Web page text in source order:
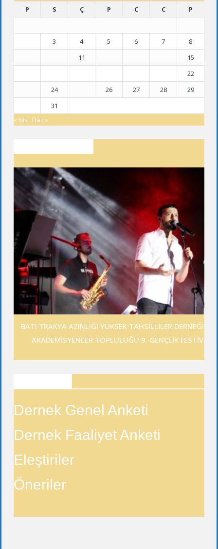
P
S Ç P C C
P
3 4 5 6 7
8
11
15
22
24 26 27 28
29
31
« Nis
Haz »
BATI TRAKYA AZINLIĞI YÜKSEK TAHSİLLİLER DERNEĞİ
AKADEMİSYENLER TOPLULUĞU 9. GENÇLİK FESTİVALİ
Dernek Genel Anketi
Dernek Faaliyet Anketi
Eleştiriler
Öneriler